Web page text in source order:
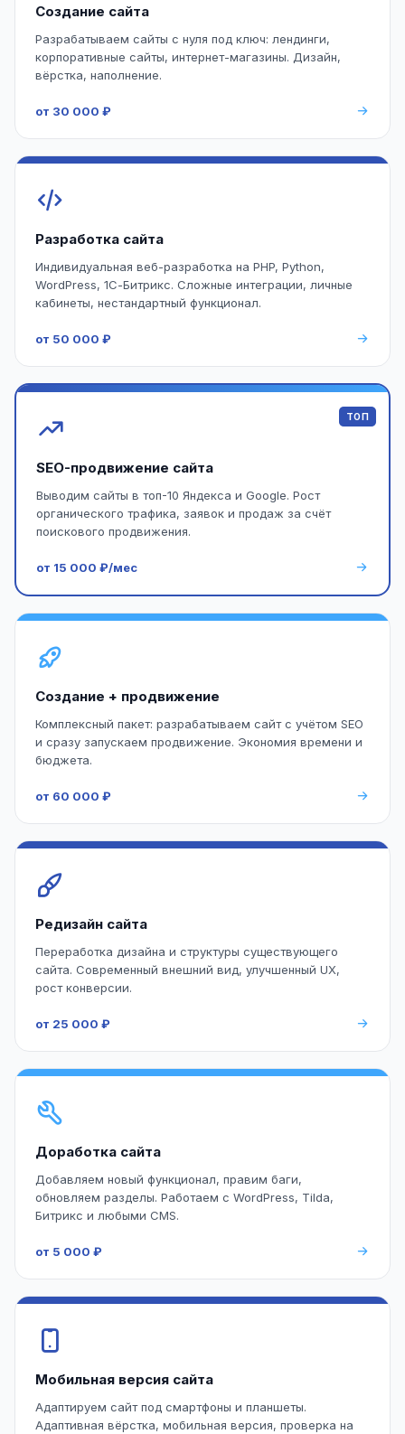
Создание сайта
Разрабатываем сайты с нуля под ключ: лендинги,
корпоративные сайты, интернет-магазины. Дизайн,
вёрстка, наполнение.
от 30 000 ₽
Разработка сайта
Индивидуальная веб-разработка на PHP, Python,
WordPress, 1С-Битрикс. Сложные интеграции, личные
кабинеты, нестандартный функционал.
от 50 000 ₽
ТОП
SEO-продвижение сайта
Выводим сайты в топ-10 Яндекса и Google. Рост
органического трафика, заявок и продаж за счёт
поискового продвижения.
от 15 000 ₽/мес
Создание + продвижение
Комплексный пакет: разрабатываем сайт с учётом SEO
и сразу запускаем продвижение. Экономия времени и
бюджета.
от 60 000 ₽
Редизайн сайта
Переработка дизайна и структуры существующего
сайта. Современный внешний вид, улучшенный UX,
рост конверсии.
от 25 000 ₽
Доработка сайта
Добавляем новый функционал, правим баги,
обновляем разделы. Работаем с WordPress, Tilda,
Битрикс и любыми CMS.
от 5 000 ₽
Мобильная версия сайта
Адаптируем сайт под смартфоны и планшеты.
Адаптивная вёрстка, мобильная версия, проверка на